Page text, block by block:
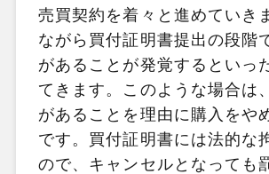
売買契約を着々と進めていき
ながら買付証明書提出の段階
があることが発覚するといっ
てきます。このような場合は
があることを理由に購入をや
です。買付証明書には法的な
ので、キャンセルとなっても